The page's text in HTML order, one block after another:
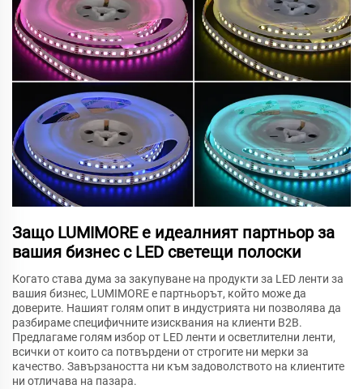
Защо LUMIMORE е идеалният партньор за
вашия бизнес с LED светещи полоски
Когато става дума за закупуване на продукти за LED ленти за
вашия бизнес, LUMIMORE е партньорът, който може да
доверите. Нашият голям опит в индустрията ни позволява да
разбираме специфичните изисквания на клиенти B2B.
Предлагаме голям избор от LED ленти и осветлителни ленти,
всички от които са потвърдени от строгите ни мерки за
качество. Завързаността ни към задоволството на клиентите
ни отличава на пазара.